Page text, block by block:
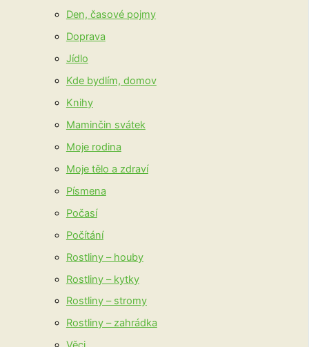
Den, časové pojmy
Doprava
Jídlo
Kde bydlím, domov
Knihy
Maminčin svátek
Moje rodina
Moje tělo a zdraví
Písmena
Počasí
Počítání
Rostliny – houby
Rostliny – kytky
Rostliny – stromy
Rostliny – zahrádka